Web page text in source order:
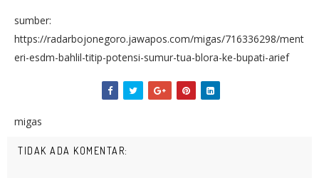
sumber:
https://radarbojonegoro.jawapos.com/migas/716336298/ment
eri-esdm-bahlil-titip-potensi-sumur-tua-blora-ke-bupati-arief
migas
TIDAK ADA KOMENTAR: